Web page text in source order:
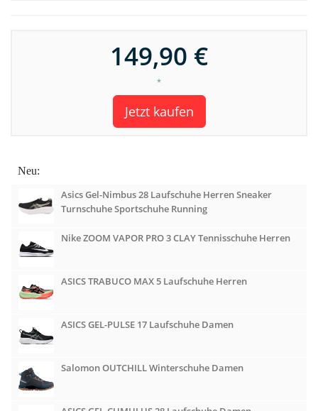
149,90 €
*
Jetzt kaufen
Neu:
Asics Gel-Nimbus 28 Laufschuhe Herren Sneaker
Turnschuhe Sportschuhe Running
Nike ZOOM VAPOR PRO 3 CLAY Tennisschuhe Herren
ASICS TRABUCO MAX 5 Laufschuhe Herren
ASICS GEL-PULSE 17 Laufschuhe Damen
Salomon OUTCHILL Winterschuhe Damen